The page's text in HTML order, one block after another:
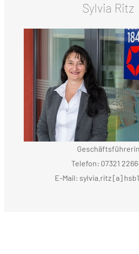
Sylvia Ritz
Geschäftsführerin
Telefon: 07321
E-Mail: sylvia.ritz [a]